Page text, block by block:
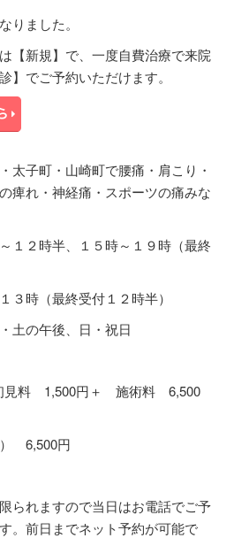
りました。
【新規】で、一度自費治療で来院
】でご予約いただけます。
太子町・山崎町で腰痛・肩こり・
痺れ・神経痛・スポーツの痛みな
１２時半、１５時～１９時（最終
（最終受付１２時半）
午後、日・祝日
見料 1,500円＋ 施術料 6,500
6,500円
られますので当日はお電話でご予
。前日までネット予約が可能で